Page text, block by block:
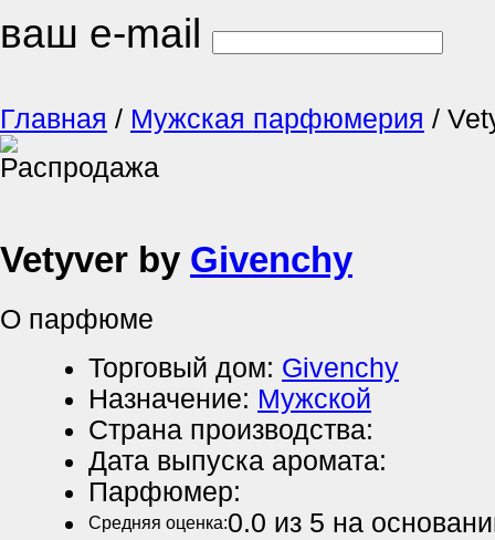
ваш e-mail
Главная / Мужская парфюмерия /
Vetyver by Givenchy
О парфюме
Торговый дом: Givenchy
Назначение: Мужской
Страна производства:
Дата выпуска аромата:
Парфюмер:
Средняя оценка:0.0 из 5 на